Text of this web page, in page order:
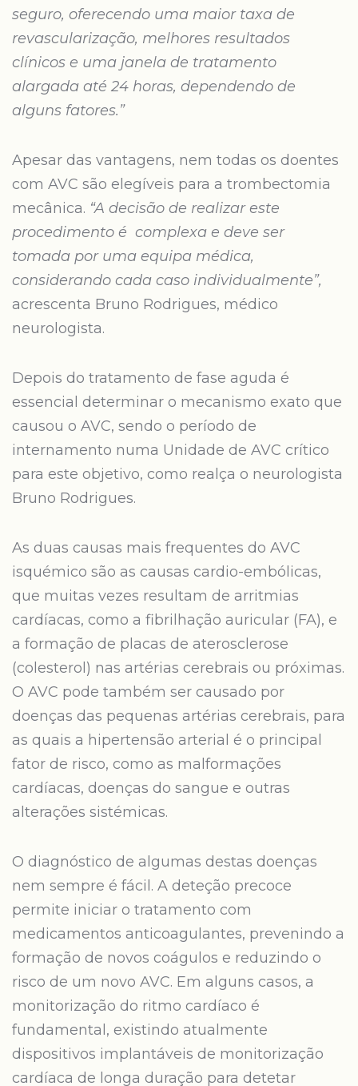
seguro, oferecendo uma maior taxa de
revascularização, melhores resultados
clínicos e uma janela de tratamento
alargada até 24 horas, dependendo de
alguns fatores.”
Apesar das vantagens, nem todas os doentes
com AVC são elegíveis para a trombectomia
mecânica. “A decisão de realizar este
procedimento é complexa e deve ser
tomada por uma equipa médica,
considerando cada caso individualmente”,
acrescenta Bruno Rodrigues, médico
neurologista.
Depois do tratamento de fase aguda é
essencial determinar o mecanismo exato que
causou o AVC, sendo o período de
internamento numa Unidade de AVC crítico
para este objetivo, como realça o neurologista
Bruno Rodrigues.
As duas causas mais frequentes do AVC
isquémico são as causas cardio-embólicas,
que muitas vezes resultam de arritmias
cardíacas, como a fibrilhação auricular (FA), e
a formação de placas de aterosclerose
(colesterol) nas artérias cerebrais ou próximas.
O AVC pode também ser causado por
doenças das pequenas artérias cerebrais, para
as quais a hipertensão arterial é o principal
fator de risco, como as malformações
cardíacas, doenças do sangue e outras
alterações sistémicas.
O diagnóstico de algumas destas doenças
nem sempre é fácil. A deteção precoce
permite iniciar o tratamento com
medicamentos anticoagulantes, prevenindo a
formação de novos coágulos e reduzindo o
risco de um novo AVC. Em alguns casos, a
monitorização do ritmo cardíaco é
fundamental, existindo atualmente
dispositivos implantáveis de monitorização
cardíaca de longa duração para detetar